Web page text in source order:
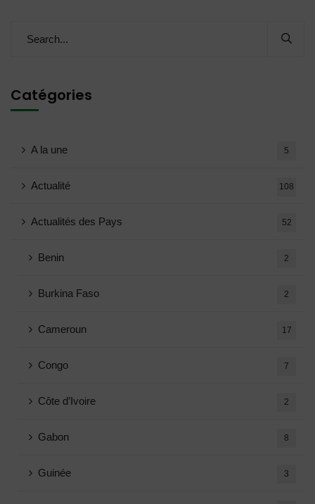
Catégories
A la une 5
Actualité 108
Actualités des Pays 52
Benin 2
Burkina Faso 2
Cameroun 17
Congo 7
Côte d’Ivoire 2
Gabon 8
Guinée 3